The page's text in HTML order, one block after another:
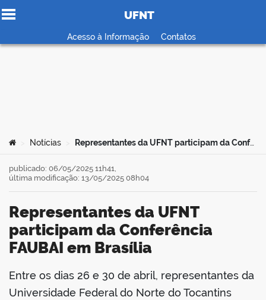
Ir para o conteúdo
UFNT
Acesso à Informação Contatos
Você está aqui:
Notícias Representantes da UFNT participam da Conferência FAUBAI em Brasília
Representantes da UFNT
participam da Conferência
FAUBAI em Brasília
publicado: 06/05/2025 11h41,
última modificação: 13/05/2025 08h04
Entre os dias 26 e 30 de abril, representantes da
Universidade Federal do Norte do Tocantins